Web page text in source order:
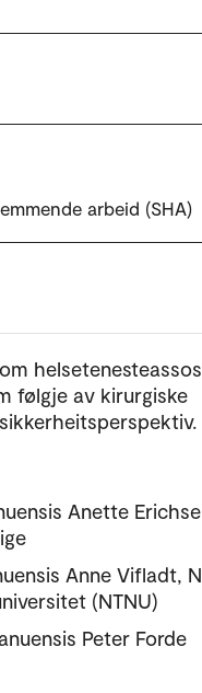
arbeid (SHA)
følgje av kirurgiske
Anette
Anne Vifladt,
(NTNU)
Peter Forde